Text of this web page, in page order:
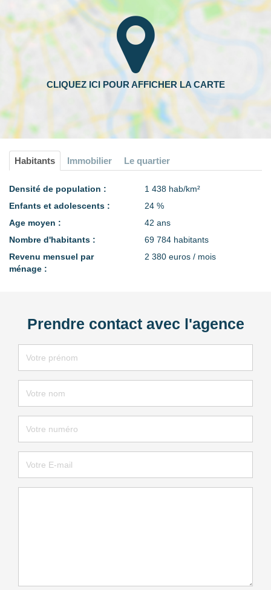
Habitants Immobilier Le quartier
Densité de population :
1 438 hab/km²
Enfants et adolescents :
24 %
Age moyen :
42 ans
Nombre d'habitants :
69 784 habitants
Revenu mensuel par
ménage :
2 380 euros / mois
Prendre contact avec l'agence